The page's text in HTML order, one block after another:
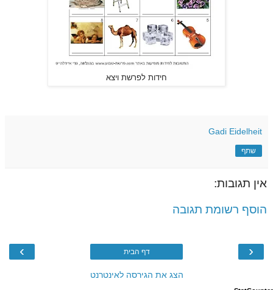
חידות לפרשת ויצא
Gadi Eidelheit
שתף
אין תגובות:
הוסף רשומת תגובה
‹
› דף הבית
הצג את הגירסה לאינטרנט